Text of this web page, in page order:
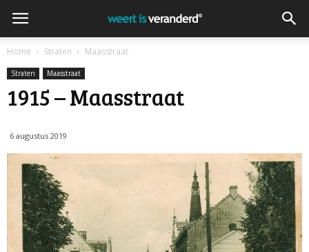
Home Straten Maasstraat
Straten Maasstraat
1915 – Maasstraat
6 augustus 2019